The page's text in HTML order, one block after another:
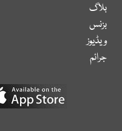
بلاگ
بزنس
ویڈیوز
جرائم